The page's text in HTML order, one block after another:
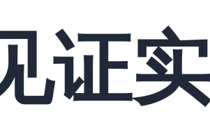
析：
证实